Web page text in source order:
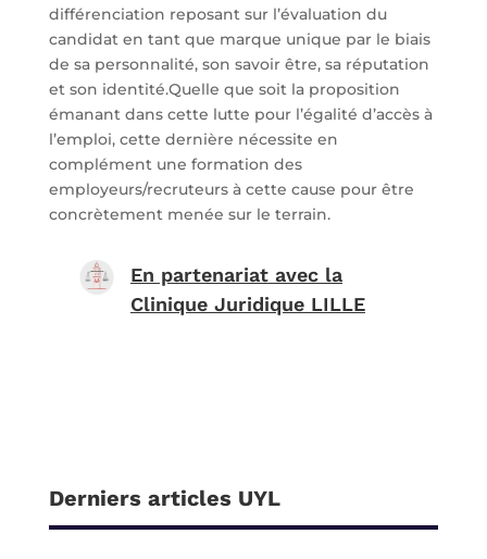
différenciation reposant sur l’évaluation du
candidat en tant que marque unique par le biais
de sa personnalité, son savoir être, sa réputation
et son identité.Quelle que soit la proposition
émanant dans cette lutte pour l’égalité d’accès à
l’emploi, cette dernière nécessite en
complément une formation des
employeurs/recruteurs à cette cause pour être
concrètement menée sur le terrain.
En partenariat avec la
Clinique Juridique LILLE
Derniers articles UYL